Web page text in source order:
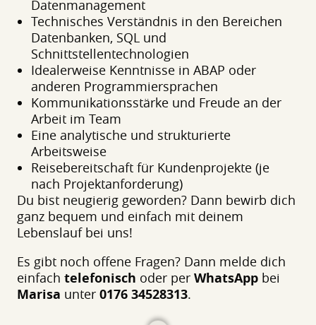
Datenmanagement
Technisches Verständnis in den Bereichen
Datenbanken, SQL und
Schnittstellentechnologien
Idealerweise Kenntnisse in ABAP oder
anderen Programmiersprachen
Kommunikationsstärke und Freude an der
Arbeit im Team
Eine analytische und strukturierte
Arbeitsweise
Reisebereitschaft für Kundenprojekte (je
nach Projektanforderung)
Du bist neugierig geworden? Dann bewirb dich
ganz bequem und einfach mit deinem
Lebenslauf bei uns!
Es gibt noch offene Fragen? Dann melde dich
einfach telefonisch oder per WhatsApp bei
Marisa unter 0176 34528313.